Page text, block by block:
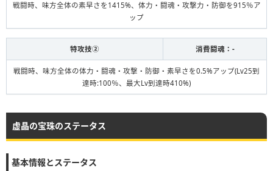
戦闘時、味方全体の素早さを1415%、体力・闘魂・攻撃力・防御を915％ア
ップ
特攻技② 消費闘魂：-
戦闘時、味方全体の体力・闘魂・攻撃・防御・素早さを0.5%アップ(Lv25到
達時:100％、最大Lv到達時410%)
虚晶の宝珠のステータス
基本情報とステータス